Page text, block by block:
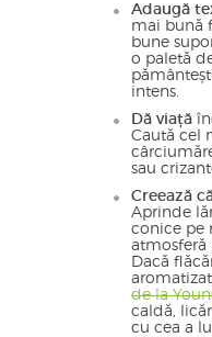
Adaugă
mai bună
bune
o paletă
intens.
Dă viață
Caută cel
sau
Creează
Aprinde
conice pe
atmosferă
Dacă
de la
caldă,
cu cea a